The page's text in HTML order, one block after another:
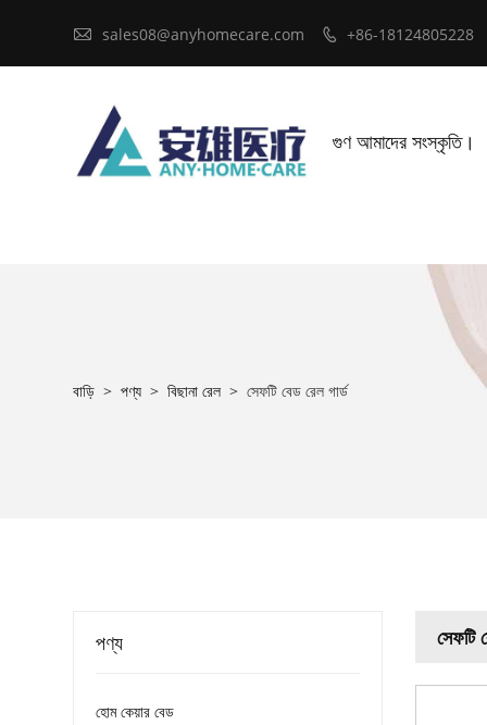
 sales08@anyhomecare.com  +86-18124805228
গুণ আমাদের সংস্কৃতি।
বাড়ি > পণ্য > বিছানা রেল > সেফটি বেড রেল গার্ড
সেফটি
পণ্য
হোম কেয়ার বেড